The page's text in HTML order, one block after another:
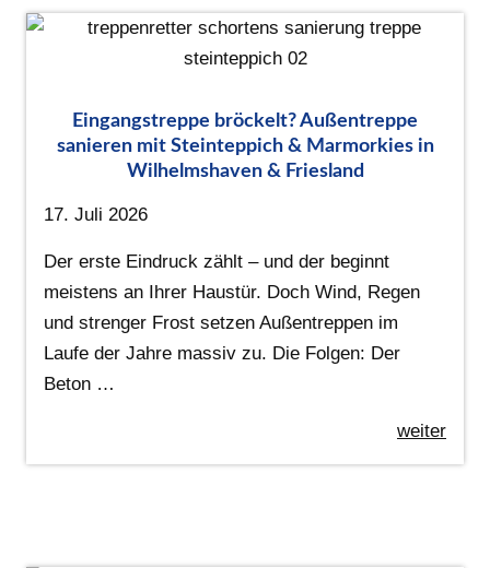
Eingangstreppe bröckelt? Außentreppe
sanieren mit Steinteppich & Marmorkies in
Wilhelmshaven & Friesland
17. Juli 2026
Der erste Eindruck zählt – und der beginnt
meistens an Ihrer Haustür. Doch Wind, Regen
und strenger Frost setzen Außentreppen im
Laufe der Jahre massiv zu. Die Folgen: Der
Beton …
weiter